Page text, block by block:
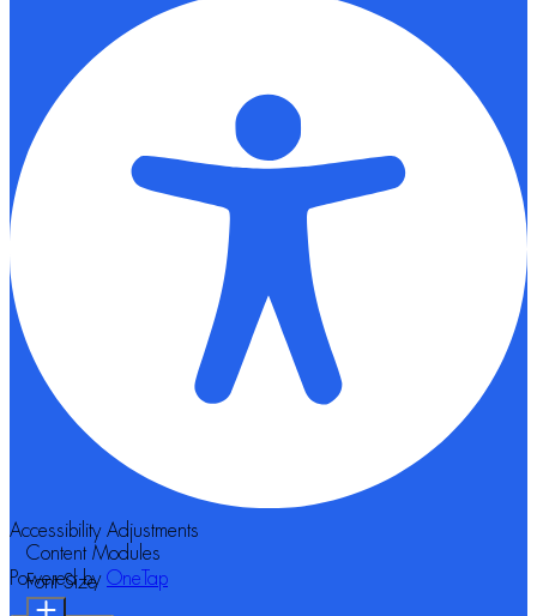
Accessibility Adjustments
Powered by OneTap
Content Modules
Font Size